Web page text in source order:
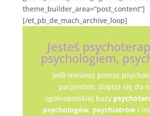
theme_builder_area=”post_content”]
[/et_pb_de_mach_archive_loop]
Jesteś
psychologiem,
Jeśli niesiesz pomoc
pacjentom, dopisz się do
ogólnopolskiej bazy
psychologów, psychiatrów i